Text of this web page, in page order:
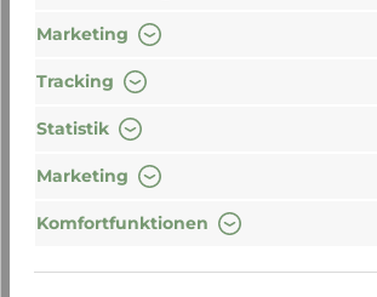
Marketing
Tracking
Statistik
Marketing
Komfortfunktionen